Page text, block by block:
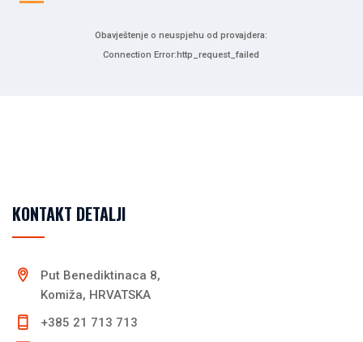
Obavještenje o neuspjehu od provajdera:
Connection Error:http_request_failed
KONTAKT DETALJI
Put Benediktinaca 8,
Komiža, HRVATSKA
+385 21 713 713